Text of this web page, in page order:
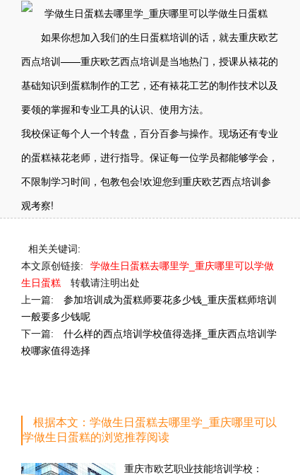
如果你想加入我们的生日蛋糕培训的话，就去重庆欧艺
西点培训——重庆欧艺西点培训是当地热门，授课从裱花的
基础知识到蛋糕制作的工艺，还有裱花工艺的制作技术以及
要领的掌握和专业工具的认识、使用方法。
我校保证每个人一个转盘，百分百参与操作。现场还有专业
的蛋糕裱花老师，进行指导。保证每一位学员都能够学会，
不限制学习时间，包教包会!欢迎您到重庆欧艺西点培训参
观考察!
相关关键词:
本文原创链接:
学做生日蛋糕去哪里学_重庆哪里可以学做
生日蛋糕
转载请注明出处
上一篇:
参加培训成为蛋糕师要花多少钱_重庆蛋糕师培训
一般要多少钱呢
下一篇:
什么样的西点培训学校值得选择_重庆西点培训学
校哪家值得选择
根据本文：学做生日蛋糕去哪里学_重庆哪里可以
学做生日蛋糕的浏览推荐阅读
重庆市欧艺职业技能培训学校：